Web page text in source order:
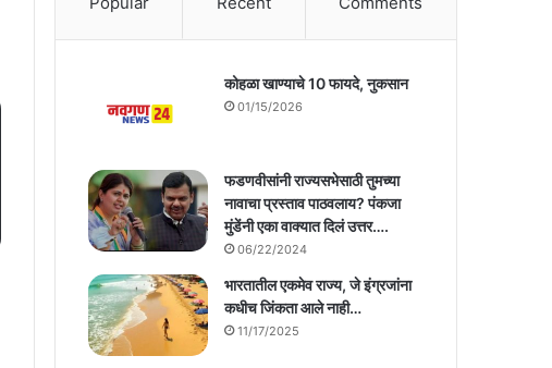
कोहळा खाण्याचे 10 फायदे, नुकसान
01/15/2026
फडणवीसांनी राज्यसभेसाठी तुमच्या
नावाचा प्रस्ताव पाठवलाय? पंकजा
मुंडेंनी एका वाक्यात दिलं उत्तर….
06/22/2024
भारतातील एकमेव राज्य, जे इंग्रजांना
कधीच जिंकता आले नाही…
11/17/2025